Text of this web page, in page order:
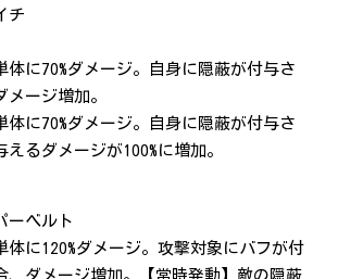
チ
に70%ダメージ。自身に隠蔽が付与さ
ージ増加。
に70%ダメージ。自身に隠蔽が付与さ
るダメージが100%に増加。
ーベルト
に120%ダメージ。攻撃対象にバフが付
、ダメージ増加。【常時発動】敵の隠蔽